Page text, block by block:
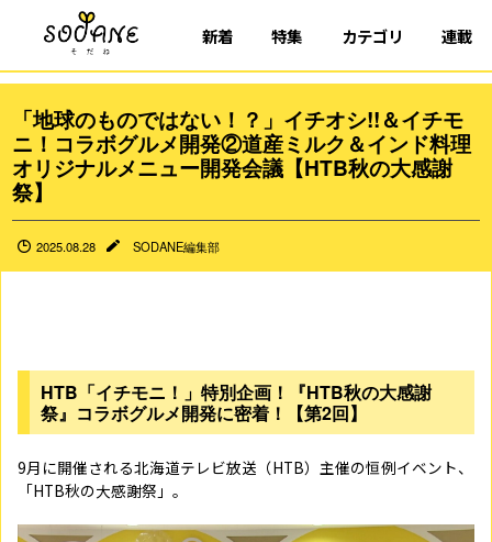
新着 特集 カテゴリ 連載
「地球のものではない！？」イチオシ!!＆イチモ
ニ！コラボグルメ開発②道産ミルク＆インド料理
オリジナルメニュー開発会議【HTB秋の大感謝
祭】
2025.08.28 SODANE編集部
HTB「イチモニ！」特別企画！『HTB秋の大感謝
祭』コラボグルメ開発に密着！【第2回】
9月に開催される北海道テレビ放送（HTB）主催の恒例イベント、
「HTB秋の大感謝祭」。